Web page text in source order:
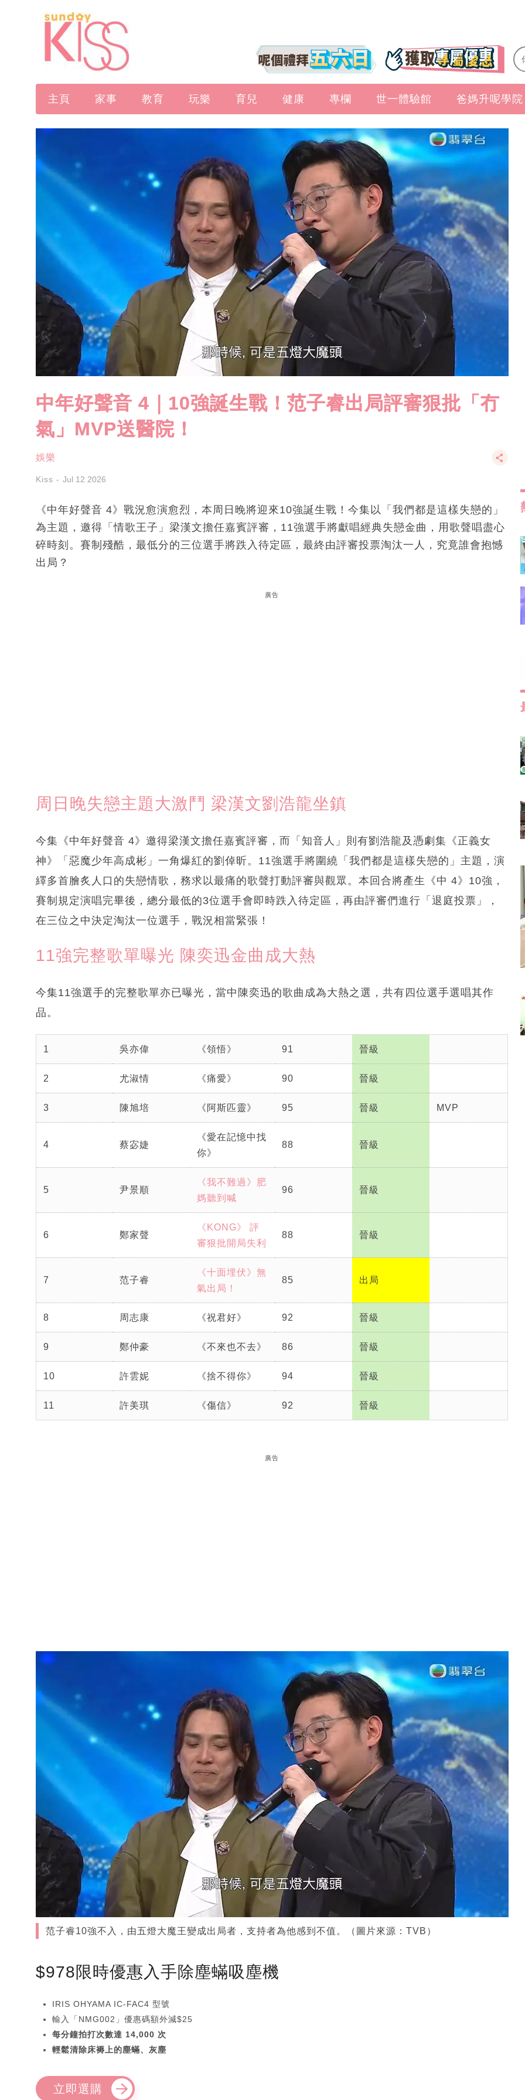
主頁 家事 教育 玩樂 育兒 健康 專欄 世一體驗館 爸媽升呢學院
中年好聲音 4｜10強誕生戰！范子睿出局評審狠批「冇
氣」MVP送醫院！
娛樂
Kiss Jul 12 2026
《中年好聲音 4》戰況愈演愈烈，本周日晚將迎來10強誕生戰！今集以「我們都是這樣失戀的」
為主題，邀得「情歌王子」梁漢文擔任嘉賓評審，11強選手將獻唱經典失戀金曲，用歌聲唱盡心
碎時刻。賽制殘酷，最低分的三位選手將跌入待定區，最終由評審投票淘汰一人，究竟誰會抱憾
出局？
廣告
周日晚失戀主題大激鬥 梁漢文劉浩龍坐鎮
今集《中年好聲音 4》邀得梁漢文擔任嘉賓評審，而「知音人」則有劉浩龍及憑劇集《正義女
神》「惡魔少年高成彬」一角爆紅的劉倬昕。11強選手將圍繞「我們都是這樣失戀的」主題，演
繹多首膾炙人口的失戀情歌，務求以最痛的歌聲打動評審與觀眾。本回合將產生《中 4》10強，
賽制規定演唱完畢後，總分最低的3位選手會即時跌入待定區，再由評審們進行「退庭投票」，
在三位之中決定淘汰一位選手，戰況相當緊張！
11強完整歌單曝光 陳奕迅金曲成大熱
今集11強選手的完整歌單亦已曝光，當中陳奕迅的歌曲成為大熱之選，共有四位選手選唱其作
品。
1 吳亦偉 《領悟》 91 晉級
2 尤淑情 《痛愛》 90 晉級
3 陳旭培 《阿斯匹靈》 95 晉級 MVP
4 蔡宓婕
《愛在記憶中找
你》
88 晉級
5 尹景順
《我不難過》肥
媽聽到喊
96 晉級
6 鄭家聲
《KONG》 評
審狠批開局失利
88 晉級
7 范子睿
《十面埋伏》無
氣出局！
85 出局
8 周志康 《祝君好》 92 晉級
9 鄭仲豪 《不來也不去》 86 晉級
10 許雲妮 《捨不得你》 94 晉級
11 許美琪 《傷信》 92 晉級
廣告
范子睿10強不入，由五燈大魔王變成出局者，支持者為他感到不值。（圖片來源：TVB）
$978限時優惠入手除塵蟎吸塵機
IRIS OHYAMA IC-FAC4 型號
輸入「NMG002」優惠碼額外減$25
每分鐘拍打次數達 14,000 次
輕鬆清除床褥上的塵蟎、灰塵
立即選購